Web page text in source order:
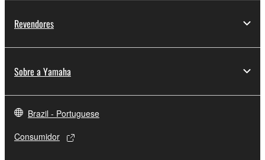
Revendores
Sobre a Yamaha
Brazil - Portuguese
Consumidor